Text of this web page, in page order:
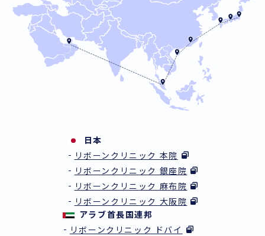
日本
リボーンクリニック 本院
リボーンクリニック 銀座院
リボーンクリニック 麻布院
リボーンクリニック 大阪院
アラブ首長国連邦
リボーンクリニック ドバイ